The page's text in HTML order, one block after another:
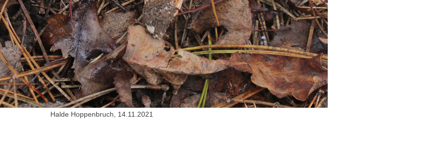
Halde Hoppenbruch, 14.11.2021